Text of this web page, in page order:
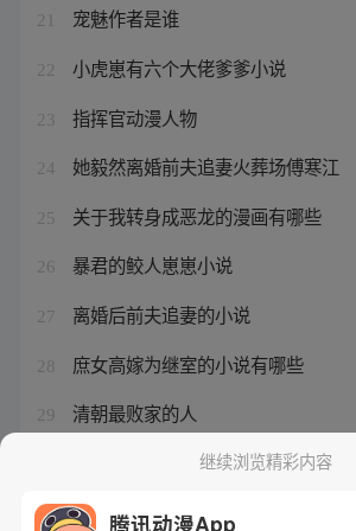
21 宠魅作者是谁
22 小虎崽有六个大佬爹爹小说
23 指挥官动漫人物
24 她毅然离婚前夫追妻火葬场傅寒江
25 关于我转身成恶龙的漫画有哪些
26 暴君的鲛人崽崽小说
27 离婚后前夫追妻的小说
28 庶女高嫁为继室的小说有哪些
29 清朝最败家的人
宠魅男主有几个女人身份的小说
继续浏览精彩内容
腾讯动漫App